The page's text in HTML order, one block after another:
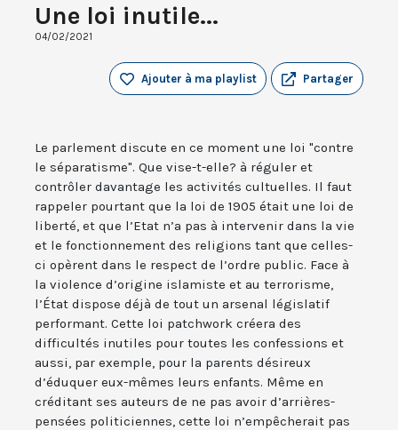
Une loi inutile...
04/02/2021
Partager
Ajouter à ma playlist
Le parlement discute en ce moment une loi "contre
le séparatisme". Que vise-t-elle? à réguler et
contrôler davantage les activités cultuelles. Il faut
rappeler pourtant que la loi de 1905 était une loi de
liberté, et que l’Etat n’a pas à intervenir dans la vie
et le fonctionnement des religions tant que celles-
ci opèrent dans le respect de l’ordre public. Face à
la violence d’origine islamiste et au terrorisme,
l’État dispose déjà de tout un arsenal législatif
performant. Cette loi patchwork créera des
difficultés inutiles pour toutes les confessions et
aussi, par exemple, pour la parents désireux
d’éduquer eux-mêmes leurs enfants. Même en
créditant ses auteurs de ne pas avoir d’arrières-
pensées politiciennes, cette loi n’empêcherait pas